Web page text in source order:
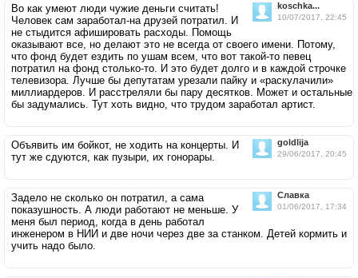
koschka...
10/07/2017, 22:45
Во как умеют люди чужие деньги считать!
Человек сам заработал-на друзей потратил. И
не стыдится афишировать расходы. Помощь
оказывают все, но делают это не всегда от своего имени. Потому,
что фонд будет ездить по ушам всем, что вот такой-то певец
потратил на фонд столько-то. И это будет долго и в каждой строчке
телевизора. Лучше бы депутатам урезали пайку и «раскулачили»
миллиардеров. И расстреляли бы пару десятков. Может и остальные
бы задумались. Тут хоть видно, что трудом заработал артист.
goldlija
29/06/2017, 20:45
Объявить им бойкот, не ходить на концерты. И
тут же сдуются, как пузыри, их гонорары.
Славка
01/06/2017, 17:34
Задело не сколько он потратил, а сама
показушность. А люди работают не меньше. У
меня был период, когда в день работал
инженером в НИИ и две ночи через две за станком. Детей кормить и
учить надо было.